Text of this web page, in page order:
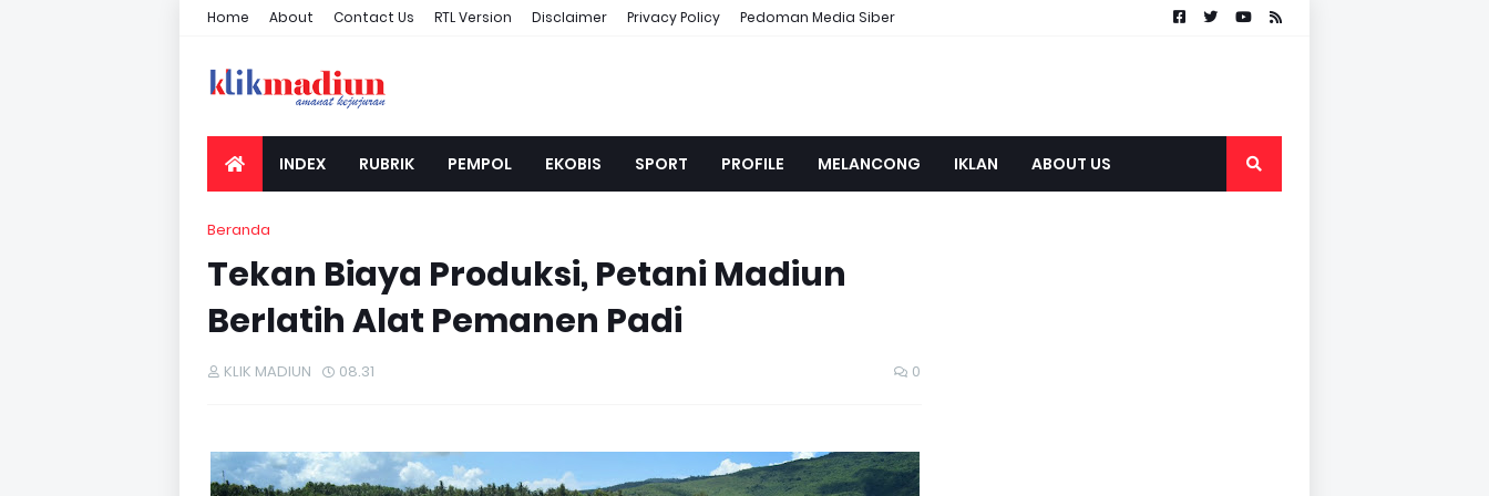
Home About Contact Us RTL Version Disclaimer Privacy Policy Pedoman Media Siber
INDEX RUBRIK PEMPOL EKOBIS SPORT PROFILE MELANCONG IKLAN ABOUT US
Beranda
Tekan Biaya Produksi, Petani Madiun
Berlatih Alat Pemanen Padi
KLIK MADIUN 08.31 0